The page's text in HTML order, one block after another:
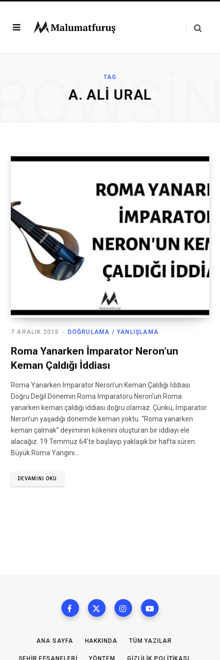
TAG
A. ALI URAL
DOĞRULAMA / YANLIŞLAMA
7 ARALIK 2015
Roma Yanarken İmparator Neron’un
Keman Çaldığı İddiası
Roma Yanarken İmparator Neron’un Keman Çaldığı İddiası
Doğru Değil Dönemin Roma İmparatoru Neron’un Roma
yanarken keman çaldığı iddiası doğru olamaz. Çünkü, İmparator
Neron’un yaşadığı dönemde keman yoktu. “Roma yanarken
keman çalmak” deyiminin kökenini oluşturan bir iddiayı ele
alacağız. 19 Temmuz 64’te başlayıp yaklaşık bir hafta süren
Büyük Roma Yangını…
DEVAMINI OKU
ANA SAYFA HAKKINDA TÜM YAZILAR
ŞEHIR EFSANELERI YÖNTEM GIZLILIK POLITIKASI